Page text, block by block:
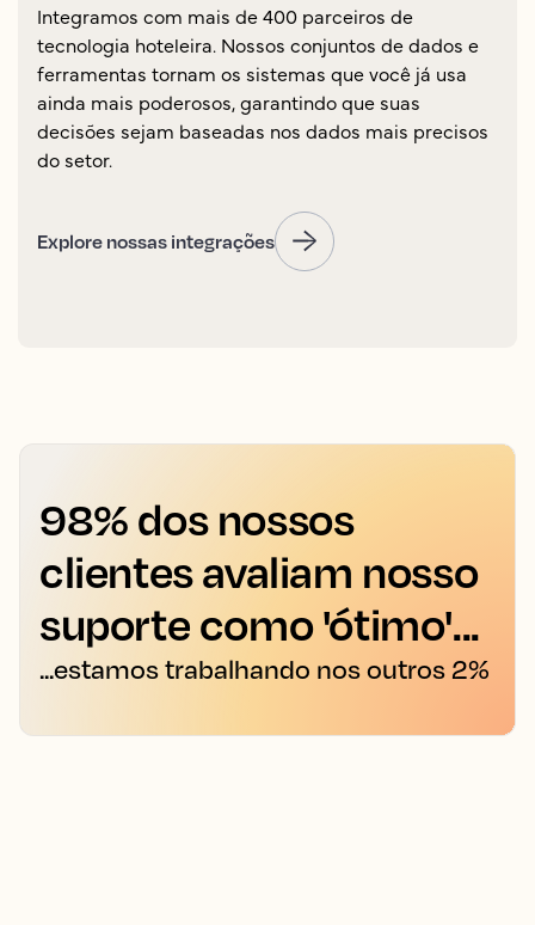
Integramos com mais de 400 parceiros de
tecnologia hoteleira. Nossos conjuntos de dados e
ferramentas tornam os sistemas que você já usa
ainda mais poderosos, garantindo que suas
decisões sejam baseadas nos dados mais precisos
do setor.
Explore nossas integrações
98% dos nossos
clientes avaliam nosso
suporte como 'ótimo'...
...estamos trabalhando nos outros 2%